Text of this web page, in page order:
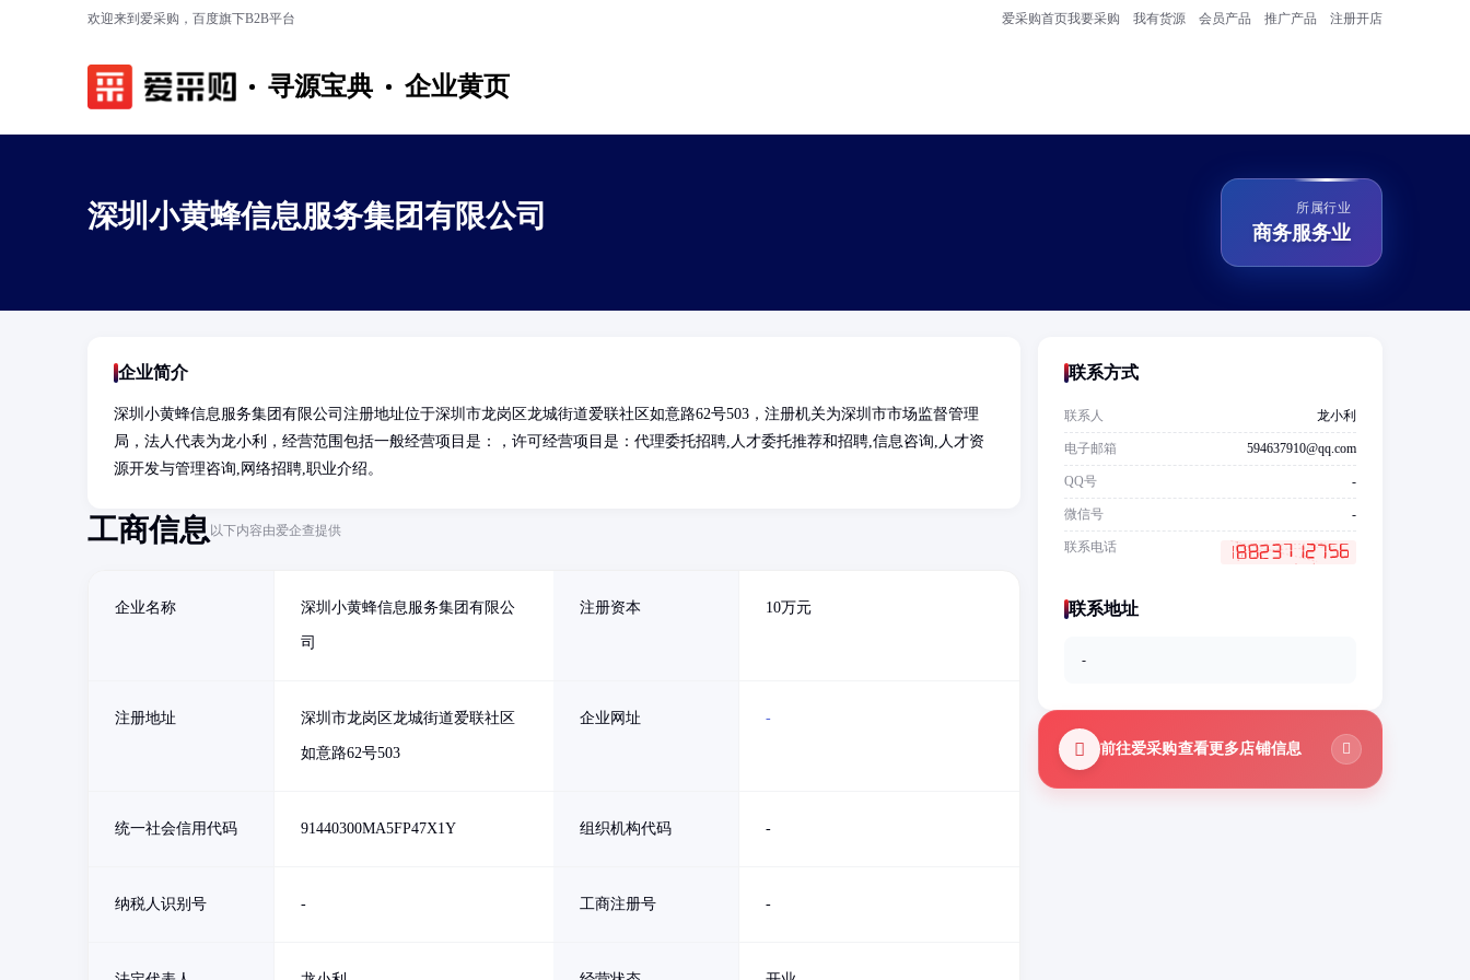
欢迎来到爱采购，百度旗下B2B平台 爱采购首页我要采购 我有货源 会员产品 推广产品 注册开店
寻源宝典 企业黄页
深圳小黄蜂信息服务集团有限公司 所属行业
商务服务业
企业简介
深圳小黄蜂信息服务集团有限公司注册地址位于深圳市龙岗区龙城街道爱联社区如意路62号503，注册机关为深圳市市场监督管理
局，法人代表为龙小利，经营范围包括一般经营项目是：，许可经营项目是：代理委托招聘,人才委托推荐和招聘,信息咨询,人才资
源开发与管理咨询,网络招聘,职业介绍。
工商信息以下内容由爱企查提供
企业名称 深圳小黄蜂信息服务集团有限公
司
注册资本 10万元
注册地址 深圳市龙岗区龙城街道爱联社区
如意路62号503
企业网址 -
统一社会信用代码 91440300MA5FP47X1Y 组织机构代码 -
纳税人识别号 - 工商注册号 -
联系方式
联系人 龙小利
电子邮箱 594637910@qq.com
QQ号 -
微信号 -
联系电话
联系地址
-
前往爱采购查看更多店铺信息